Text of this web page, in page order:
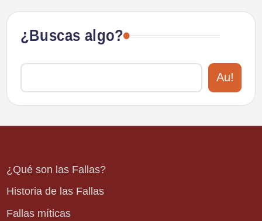
¿Buscas algo?
Au!
¿Qué son las Fallas?
Historia de las Fallas
Fallas míticas